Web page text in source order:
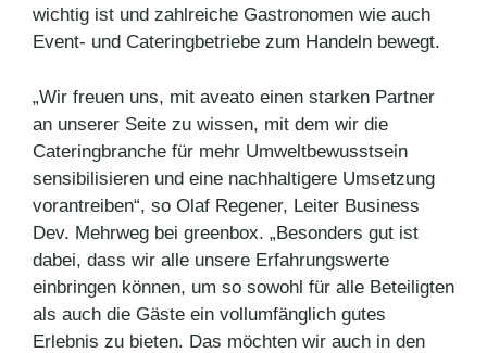
wichtig ist und zahlreiche Gastronomen wie auch
Event- und Cateringbetriebe zum Handeln bewegt.
„Wir freuen uns, mit aveato einen starken Partner
an unserer Seite zu wissen, mit dem wir die
Cateringbranche für mehr Umweltbewusstsein
sensibilisieren und eine nachhaltigere Umsetzung
vorantreiben“, so Olaf Regener, Leiter Business
Dev. Mehrweg bei greenbox. „Besonders gut ist
dabei, dass wir alle unsere Erfahrungswerte
einbringen können, um so sowohl für alle Beteiligten
als auch die Gäste ein vollumfänglich gutes
Erlebnis zu bieten. Das möchten wir auch in den